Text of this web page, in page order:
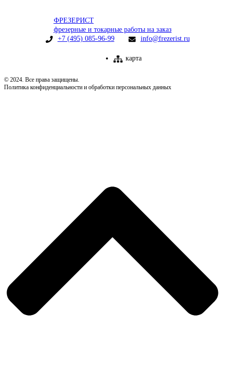
ФРЕЗЕРИСТ
фрезерные и токарные работы на заказ
+7 (495) 085-96-99
info@frezerist.ru
карта
© 2024. Все права защищены.
Политика конфиденциальности и обработки персональных данных